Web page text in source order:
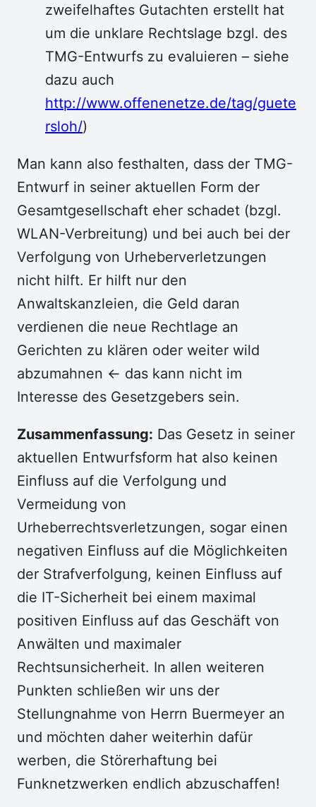
zweifelhaftes Gutachten erstellt hat
um die unklare Rechtslage bzgl. des
TMG-Entwurfs zu evaluieren – siehe
dazu auch
http://www.offenenetze.de/tag/guete
rsloh/)
Man kann also festhalten, dass der TMG-
Entwurf in seiner aktuellen Form der
Gesamtgesellschaft eher schadet (bzgl.
WLAN-Verbreitung) und bei auch bei der
Verfolgung von Urheberverletzungen
nicht hilft. Er hilft nur den
Anwaltskanzleien, die Geld daran
verdienen die neue Rechtlage an
Gerichten zu klären oder weiter wild
abzumahnen <- das kann nicht im
Interesse des Gesetzgebers sein.
Zusammenfassung: Das Gesetz in seiner
aktuellen Entwurfsform hat also keinen
Einfluss auf die Verfolgung und
Vermeidung von
Urheberrechtsverletzungen, sogar einen
negativen Einfluss auf die Möglichkeiten
der Strafverfolgung, keinen Einfluss auf
die IT-Sicherheit bei einem maximal
positiven Einfluss auf das Geschäft von
Anwälten und maximaler
Rechtsunsicherheit. In allen weiteren
Punkten schließen wir uns der
Stellungnahme von Herrn Buermeyer an
und möchten daher weiterhin dafür
werben, die Störerhaftung bei
Funknetzwerken endlich abzuschaffen!